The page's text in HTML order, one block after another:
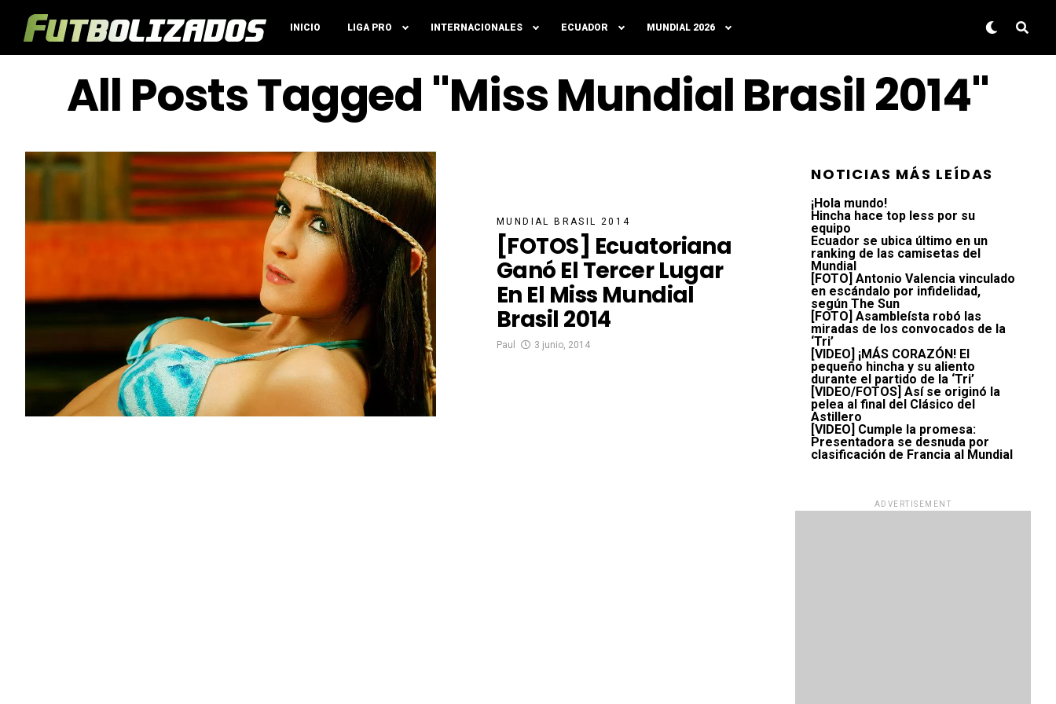
INICIO LIGA PRO INTERNACIONALES ECUADOR MUNDIAL 2026
All Posts Tagged "Miss Mundial Brasil 2014"
MUNDIAL BRASIL 2014
[FOTOS] Ecuatoriana
Ganó El Tercer Lugar
En El Miss Mundial
Brasil 2014
Paul 3 junio, 2014
NOTICIAS MÁS LEÍDAS
¡Hola mundo!
Hincha hace top less por su
equipo
Ecuador se ubica último en un
ranking de las camisetas del
Mundial
[FOTO] Antonio Valencia vinculado
en escándalo por infidelidad,
según The Sun
[FOTO] Asambleísta robó las
miradas de los convocados de la
‘Tri’
[VIDEO] ¡MÁS CORAZÓN! El
pequeño hincha y su aliento
durante el partido de la ‘Tri’
[VIDEO/FOTOS] Así se originó la
pelea al final del Clásico del
Astillero
[VIDEO] Cumple la promesa:
Presentadora se desnuda por
clasificación de Francia al Mundial
ADVERTISEMENT